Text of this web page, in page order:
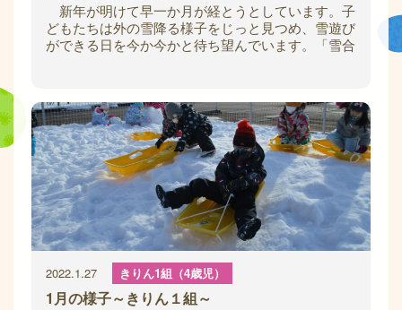
新年が明けて早一か月が経とうとしています。子
どもたちは外の雪降る様子をじっと見つめ、雪遊び
ができる日を今か今かと待ち望んでいます。「雪合
2022.1.27 きりん1組（4歳児）
1月の様子～きりん１組～